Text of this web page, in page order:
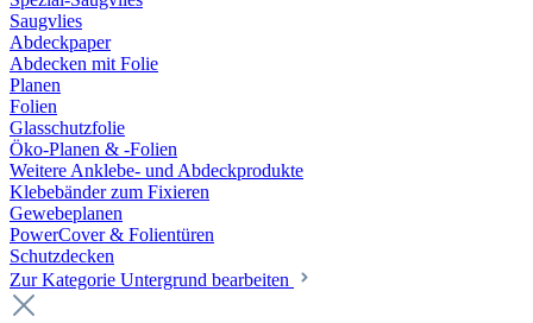
Saugvlies
Abdeckpaper
Abdecken mit Folie
Planen
Folien
Glasschutzfolie
Öko-Planen & -Folien
Weitere Anklebe- und Abdeckprodukte
Klebebänder zum Fixieren
Gewebeplanen
PowerCover & Folientüren
Schutzdecken
Zur Kategorie Untergrund bearbeiten